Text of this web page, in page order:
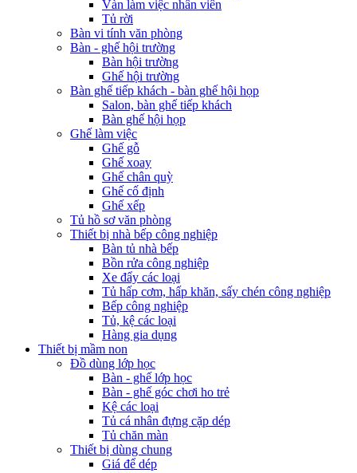
Vàn làm việc nhân viên
Tủ rời
Bàn vi tính văn phòng
Bàn - ghế hội trường
Bàn hội trường
Ghế hội trường
Bàn ghế tiếp khách - bàn ghế hội họp
Salon, bàn ghế tiếp khách
Bàn ghế hội họp
Ghế làm việc
Ghế gỗ
Ghế xoay
Ghế chân quỳ
Ghế cố định
Ghế xếp
Tủ hồ sơ văn phòng
Thiết bị nhà bếp công nghiệp
Bàn tủ nhà bếp
Bồn rửa công nghiệp
Xe đẩy các loại
Tủ hấp cơm, hấp khăn, sấy chén công nghiệp
Bếp công nghiệp
Tủ, kệ các loại
Hàng gia dụng
Thiết bị mầm non
Đồ dùng lớp học
Bàn - ghế lớp học
Bàn - ghế góc chơi ho trẻ
Kệ các loại
Tủ cá nhân đựng cặp dép
Tủ chăn màn
Thiết bị dùng chung
Giá để dép